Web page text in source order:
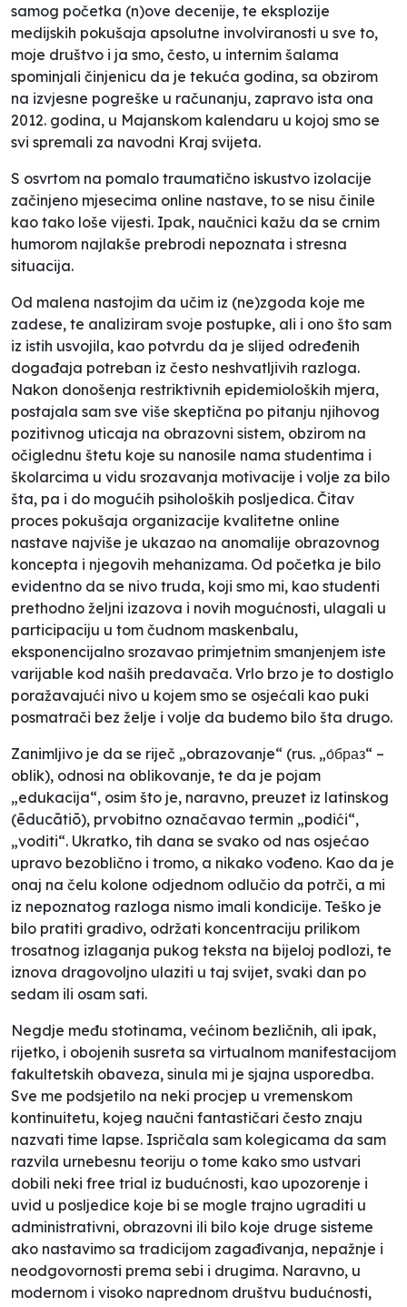
samog početka (n)ove decenije, te eksplozije
medijskih pokušaja apsolutne involviranosti u sve to,
moje društvo i ja smo, često, u internim šalama
spominjali činjenicu da je tekuća godina, sa obzirom
na izvjesne pogreške u računanju, zapravo ista ona
2012. godina, u Majanskom kalendaru u kojoj smo se
svi spremali za navodni Kraj svijeta.
S osvrtom na pomalo traumatično iskustvo izolacije
začinjeno mjesecima online nastave, to se nisu činile
kao tako loše vijesti. Ipak, naučnici kažu da se crnim
humorom najlakše prebrodi nepoznata i stresna
situacija.
Od malena nastojim da učim iz (ne)zgoda koje me
zadese, te analiziram svoje postupke, ali i ono što sam
iz istih usvojila, kao potvrdu da je slijed određenih
događaja potreban iz često neshvatljivih razloga.
Nakon donošenja restriktivnih epidemioloških mjera,
postajala sam sve više skeptična po pitanju njihovog
pozitivnog uticaja na obrazovni sistem, obzirom na
očiglednu štetu koje su nanosile nama studentima i
školarcima u vidu srozavanja motivacije i volje za bilo
šta, pa i do mogućih psiholoških posljedica. Čitav
proces pokušaja organizacije kvalitetne online
nastave najviše je ukazao na anomalije obrazovnog
koncepta i njegovih mehanizama. Od početka je bilo
evidentno da se nivo truda, koji smo mi, kao studenti
prethodno željni izazova i novih mogućnosti, ulagali u
participaciju u tom čudnom maskenbalu,
eksponencijalno srozavao primjetnim smanjenjem iste
varijable kod naših predavača. Vrlo brzo je to dostiglo
poražavajući nivo u kojem smo se osjećali kao puki
posmatrači bez želje i volje da budemo bilo šta drugo.
Zanimljivo je da se riječ „obrazovanje“ (rus. „о́браз“ –
oblik), odnosi na oblikovanje, te da je pojam
„edukacija“, osim što je, naravno, preuzet iz latinskog
(ēducātiō), prvobitno označavao termin „podići“,
„voditi“. Ukratko, tih dana se svako od nas osjećao
upravo bezoblično i tromo, a nikako vođeno. Kao da je
onaj na čelu kolone odjednom odlučio da potrči, a mi
iz nepoznatog razloga nismo imali kondicije. Teško je
bilo pratiti gradivo, održati koncentraciju prilikom
trosatnog izlaganja pukog teksta na bijeloj podlozi, te
iznova dragovoljno ulaziti u taj svijet, svaki dan po
sedam ili osam sati.
Negdje među stotinama, većinom bezličnih, ali ipak,
rijetko, i obojenih susreta sa virtualnom manifestacijom
fakultetskih obaveza, sinula mi je sjajna usporedba.
Sve me podsjetilo na neki procjep u vremenskom
kontinuitetu, kojeg naučni fantastičari često znaju
nazvati time lapse. Ispričala sam kolegicama da sam
razvila urnebesnu teoriju o tome kako smo ustvari
dobili neki free trial iz budućnosti, kao upozorenje i
uvid u posljedice koje bi se mogle trajno ugraditi u
administrativni, obrazovni ili bilo koje druge sisteme
ako nastavimo sa tradicijom zagađivanja, nepažnje i
neodgovornosti prema sebi i drugima. Naravno, u
modernom i visoko naprednom društvu budućnosti,